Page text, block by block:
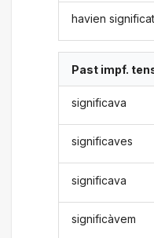
havien significat
Past impf.
significava
significaves
significava
significàvem